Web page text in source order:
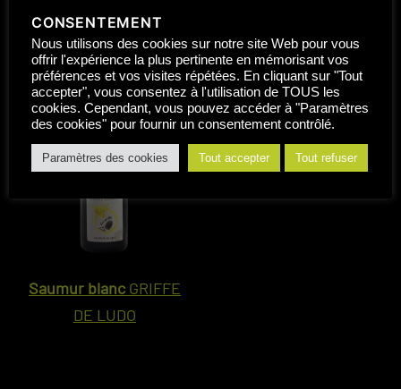
Coteaux du LayonO’XE
BON
Saumur blanc GRIFFE
DE LUDO
CONSENTEMENT
Nous utilisons des cookies sur notre site Web pour vous
offrir l'expérience la plus pertinente en mémorisant vos
préférences et vos visites répétées. En cliquant sur "Tout
accepter", vous consentez à l'utilisation de TOUS les
cookies. Cependant, vous pouvez accéder à "Paramètres
des cookies" pour fournir un consentement contrôlé.
Paramètres des cookies Tout accepter Tout refuser